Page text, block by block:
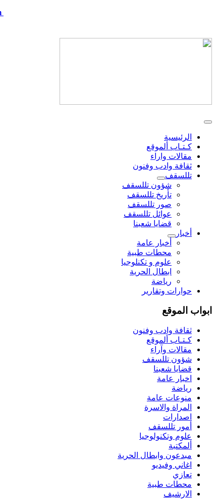
الرئيسية
كـتـاب ألموقع
مقالات واراء
ثقافة وادب وفنون
تللسقف
شؤون تللسقف
تأريخ تللسقف
صور تللسقف
عوائل تللسقف
قضايا شعبنا
أخبار
أخبار عامة
محطات طبية
علوم و تکنلوجیا
ابطال الحرية
رياضة
حوارات وتقارير
ابواب الموقع
ثقافة وادب وفنون
كـتـاب ألموقع
مقالات وآراء
شؤون تللسقف
قضايا شعبنا
اخبار عامة
رياضة
منوعات عامة
المراة والاسرة
اصدارات
أمور تللسقف
علوم وتكنولوجيا
ألمكتبة
مبدعون وابطال الحرية
اغاني وفيديو
تعازي
محطات طبية
الارشيف